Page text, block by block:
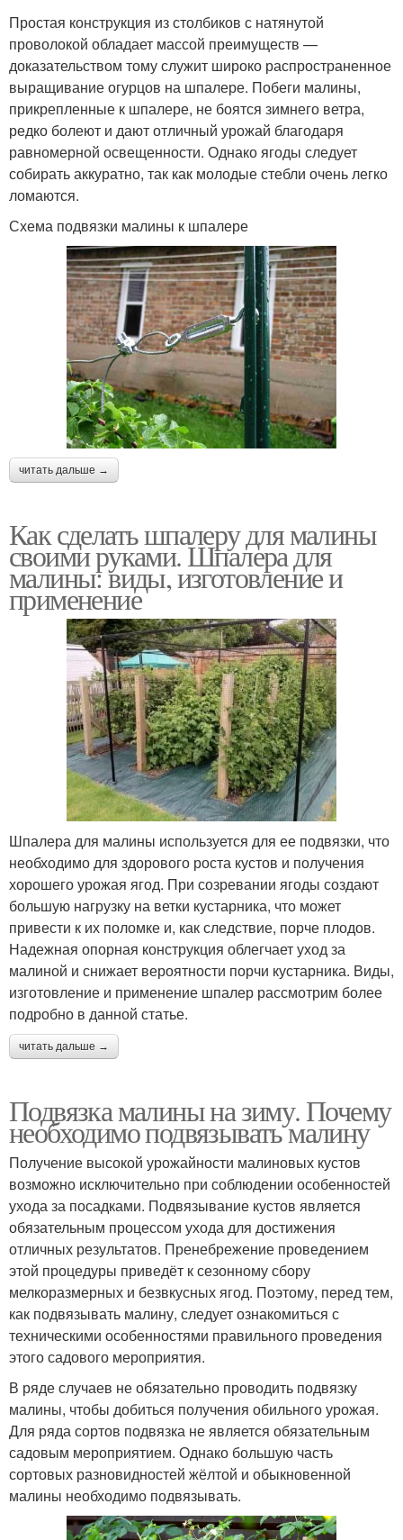
Простая конструкция из столбиков с натянутой
проволокой обладает массой преимуществ —
доказательством тому служит широко распространенное
выращивание огурцов на шпалере. Побеги малины,
прикрепленные к шпалере, не боятся зимнего ветра,
редко болеют и дают отличный урожай благодаря
равномерной освещенности. Однако ягоды следует
собирать аккуратно, так как молодые стебли очень легко
ломаются.
Схема подвязки малины к шпалере
читать дальше →
Как сделать шпалеру для малины
своими руками. Шпалера для
малины: виды, изготовление и
применение
Шпалера для малины используется для ее подвязки, что
необходимо для здорового роста кустов и получения
хорошего урожая ягод. При созревании ягоды создают
большую нагрузку на ветки кустарника, что может
привести к их поломке и, как следствие, порче плодов.
Надежная опорная конструкция облегчает уход за
малиной и снижает вероятности порчи кустарника. Виды,
изготовление и применение шпалер рассмотрим более
подробно в данной статье.
читать дальше →
Подвязка малины на зиму. Почему
необходимо подвязывать малину
Получение высокой урожайности малиновых кустов
возможно исключительно при соблюдении особенностей
ухода за посадками. Подвязывание кустов является
обязательным процессом ухода для достижения
отличных результатов. Пренебрежение проведением
этой процедуры приведёт к сезонному сбору
мелкоразмерных и безвкусных ягод. Поэтому, перед тем,
как подвязывать малину, следует ознакомиться с
техническими особенностями правильного проведения
этого садового мероприятия.
В ряде случаев не обязательно проводить подвязку
малины, чтобы добиться получения обильного урожая.
Для ряда сортов подвязка не является обязательным
садовым мероприятием. Однако большую часть
сортовых разновидностей жёлтой и обыкновенной
малины необходимо подвязывать.